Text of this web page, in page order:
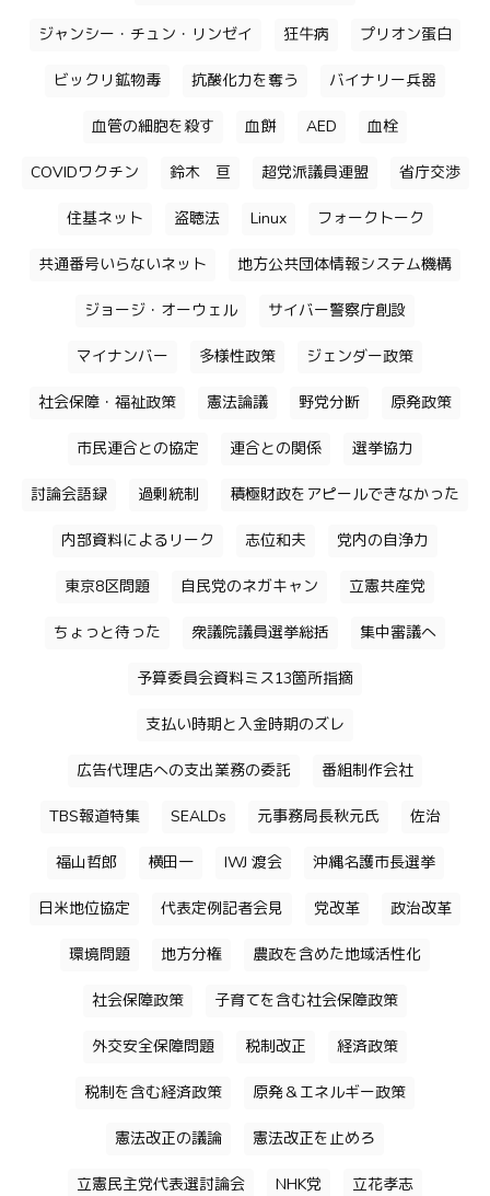
ジャンシー・チュン・リンゼイ 狂牛病 プリオン蛋白
ビックリ鉱物毒 抗酸化力を奪う バイナリー兵器
血管の細胞を殺す 血餅 AED 血栓
COVIDワクチン 鈴木 亘 超党派議員連盟 省庁交渉
住基ネット 盗聴法 Linux フォークトーク
共通番号いらないネット 地方公共団体情報システム機構
ジョージ・オーウェル サイバー警察庁創設
マイナンバー 多様性政策 ジェンダー政策
社会保障・福祉政策 憲法論議 野党分断 原発政策
市民連合との協定 連合との関係 選挙協力
討論会語録 過剰統制 積極財政をアピールできなかった
内部資料によるリーク 志位和夫 党内の自浄力
東京8区問題 自民党のネガキャン 立憲共産党
ちょっと待った 衆議院議員選挙総括 集中審議へ
予算委員会資料ミス13箇所指摘
支払い時期と入金時期のズレ
広告代理店への支出業務の委託 番組制作会社
TBS報道特集 SEALDs 元事務局長秋元氏 佐治
福山哲郎 横田一 IWJ 渡会 沖縄名護市長選挙
日米地位協定 代表定例記者会見 党改革 政治改革
環境問題 地方分権 農政を含めた地域活性化
社会保障政策 子育てを含む社会保障政策
外交安全保障問題 税制改正 経済政策
税制を含む経済政策 原発＆エネルギー政策
憲法改正の議論 憲法改正を止めろ
立憲民主党代表選討論会 NHK党 立花孝志